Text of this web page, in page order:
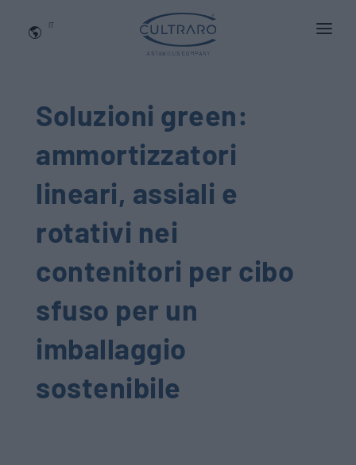
IT
APPLICAZIONI
NEWS
QUALITA' E INNOVAZIONE
Contattaci
Soluzioni green:
ammortizzatori
lineari, assiali e
rotativi nei
contenitori per cibo
sfuso per un
imballaggio
sostenibile